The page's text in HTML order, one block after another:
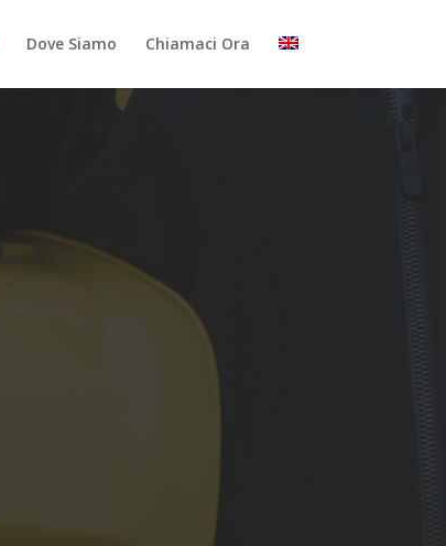
Dove Siamo Chiamaci Ora